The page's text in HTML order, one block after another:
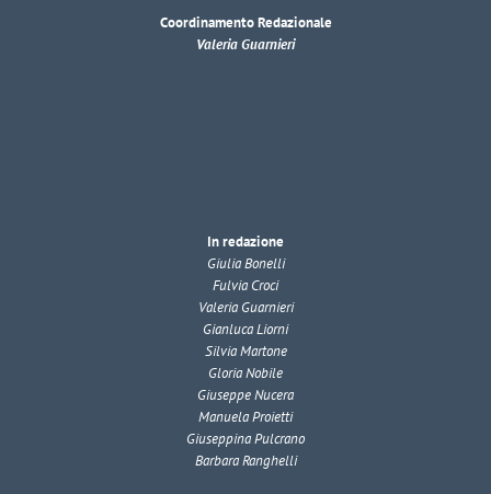
Coordinamento Redazionale
Valeria Guarnieri
In redazione
Giulia Bonelli
Fulvia Croci
Valeria Guarnieri
Gianluca Liorni
Silvia Martone
Gloria Nobile
Giuseppe Nucera
Manuela Proietti
Giuseppina Pulcrano
Barbara Ranghelli